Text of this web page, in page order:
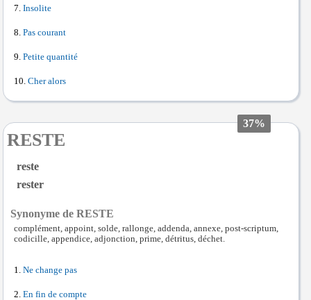
Insolite
Pas courant
Petite quantité
Cher alors
37%
RESTE
reste
rester
Synonyme de RESTE
complément, appoint, solde, rallonge, addenda, annexe, post-scriptum,
codicille, appendice, adjonction, prime, détritus, déchet.
Ne change pas
En fin de compte